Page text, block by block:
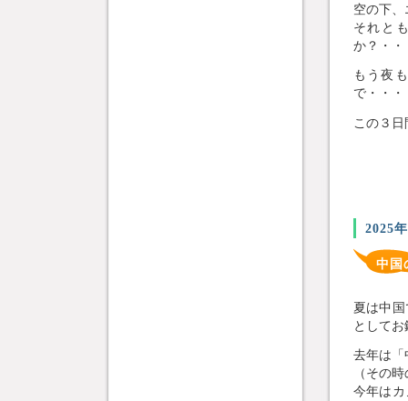
空の下
それと
か？・・
もう夜
で・・・
この３日
2025
中国
夏は中
として
去年は「
（その
今年は